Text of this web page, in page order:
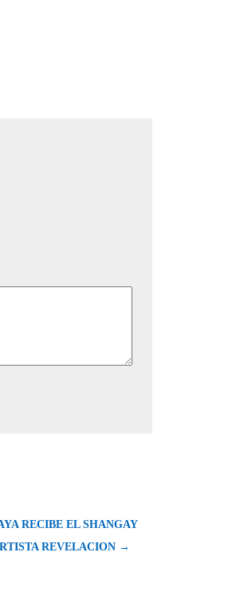
RECIBE EL SHANGAY
REVELACION →